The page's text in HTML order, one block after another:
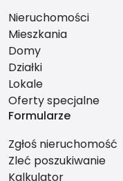
Nieruchomości
Mieszkania
Domy
Działki
Lokale
Oferty specjalne
Formularze
Zgłoś nieruchomość
Zleć poszukiwanie
Kalkulator